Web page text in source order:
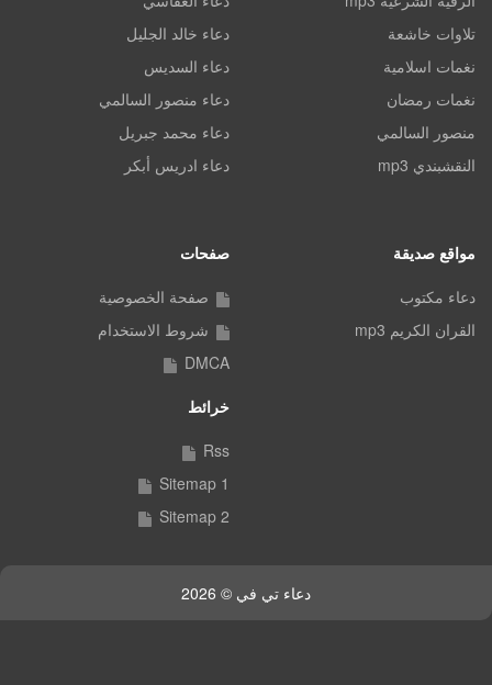
تلاوات خاشعة
نغمات اسلامية
نغمات رمضان
منصور السالمي
النقشبندي mp3
دعاء خالد الجليل
دعاء السديس
دعاء منصور السالمي
دعاء محمد جبريل
دعاء ادريس أبكر
مواقع صديقة
دعاء مكتوب
القران الكريم mp3
صفحات
صفحة الخصوصية
شروط الاستخدام
DMCA
خرائط
Rss
Sitemap 1
Sitemap 2
دعاء تي في © 2026